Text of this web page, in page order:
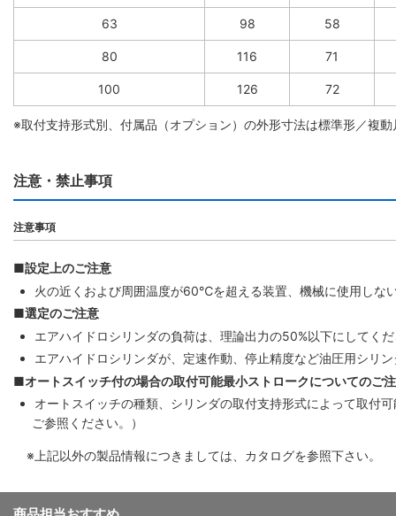
63 98 58
80 116 71
100 126 72
※取付支持形式別、付属品（オプション）の外形寸法は標準形／複
注意・禁止事項
注意事項
■設定上のご注意
火の近くおよび周囲温度が60℃を超える装置、機械に使用しな
■選定のご注意
エアハイドロシリンダの負荷は、理論出力の50%以下にしてく
エアハイドロシリンダが、定速作動、停止精度など油圧用シリ
■オートスイッチ付の場合の取付可能最小ストロークについてのご
オートスイッチの種類、シリンダの取付支持形式によって取付
ご参照ください。）
※上記以外の製品情報につきましては、カタログを参照下さい。